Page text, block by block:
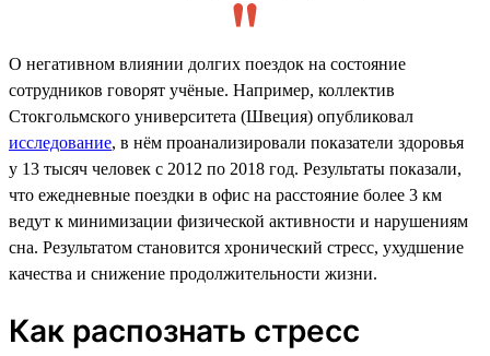
О негативном влиянии долгих поездок на состояние
сотрудников говорят учёные. Например, коллектив
Стокгольмского университета (Швеция) опубликовал
исследование, в нём проанализировали показатели здоровья
у 13 тысяч человек с 2012 по 2018 год. Результаты показали,
что ежедневные поездки в офис на расстояние более 3 км
ведут к минимизации физической активности и нарушениям
сна. Результатом становится хронический стресс, ухудшение
качества и снижение продолжительности жизни.
Как распознать стресс